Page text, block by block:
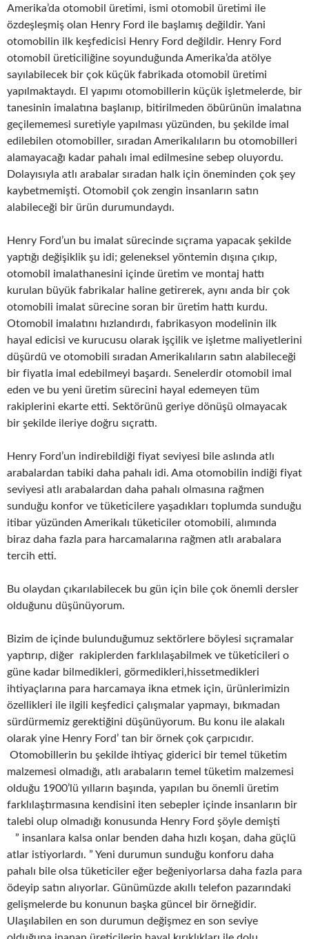
Amerika’da otomobil üretimi, ismi otomobil üretimi ile
özdeşleşmiş olan Henry Ford ile başlamış değildir. Yani
otomobilin ilk keşfedicisi Henry Ford değildir. Henry Ford
otomobil üreticiliğine soyunduğunda Amerika’da atölye
sayılabilecek bir çok küçük fabrikada otomobil üretimi
yapılmaktaydı. El yapımı otomobillerin küçük işletmelerde, bir
tanesinin imalatına başlanıp, bitirilmeden öbürünün imalatına
geçilememesi suretiyle yapılması yüzünden, bu şekilde imal
edilebilen otomobiller, sıradan Amerikalıların bu otomobilleri
alamayacağı kadar pahalı imal edilmesine sebep oluyordu.
Dolayısıyla atlı arabalar sıradan halk için öneminden çok şey
kaybetmemişti. Otomobil çok zengin insanların satın
alabileceği bir ürün durumundaydı.
Henry Ford’un bu imalat sürecinde sıçrama yapacak şekilde
yaptığı değişiklik şu idi; geleneksel yöntemin dışına çıkıp,
otomobil imalathanesini içinde üretim ve montaj hattı
kurulan büyük fabrikalar haline getirerek, aynı anda bir çok
otomobili imalat sürecine soran bir üretim hattı kurdu.
Otomobil imalatını hızlandırdı, fabrikasyon modelinin ilk
hayal edicisi ve kurucusu olarak işçilik ve işletme maliyetlerini
düşürdü ve otomobili sıradan Amerikalıların satın alabileceği
bir fiyatla imal edebilmeyi başardı. Senelerdir otomobil imal
eden ve bu yeni üretim sürecini hayal edemeyen tüm
rakiplerini ekarte etti. Sektörünü geriye dönüşü olmayacak
bir şekilde ileriye doğru sıçrattı.
Henry Ford’un indirebildiği fiyat seviyesi bile aslında atlı
arabalardan tabiki daha pahalı idi. Ama otomobilin indiği fiyat
seviyesi atlı arabalardan daha pahalı olmasına rağmen
sunduğu konfor ve tüketicilere yaşadıkları toplumda sunduğu
itibar yüzünden Amerikalı tüketiciler otomobili, alımında
biraz daha fazla para harcamalarına rağmen atlı arabalara
tercih etti.
Bu olaydan çıkarılabilecek bu gün için bile çok önemli dersler
olduğunu düşünüyorum.
Bizim de içinde bulunduğumuz sektörlere böylesi sıçramalar
yaptırıp, diğer rakiplerden farklılaşabilmek ve tüketicileri o
güne kadar bilmedikleri, görmedikleri,hissetmedikleri
ihtiyaçlarına para harcamaya ikna etmek için, ürünlerimizin
özellikleri ile ilgili keşfedici çalışmalar yapmayı, bıkmadan
sürdürmemiz gerektiğini düşünüyorum. Bu konu ile alakalı
olarak yine Henry Ford’ tan bir örnek çok çarpıcıdır.
Otomobillerin bu şekilde ihtiyaç giderici bir temel tüketim
malzemesi olmadığı, atlı arabaların temel tüketim malzemesi
olduğu 1900’lü yılların başında, yapılan bu önemli üretim
farklılaştırmasına kendisini iten sebepler içinde insanların bir
talebi olup olmadığı konusunda Henry Ford şöyle demişti
” insanlara kalsa onlar benden daha hızlı koşan, daha güçlü
atlar istiyorlardı. ” Yeni durumun sunduğu konforu daha
pahalı bile olsa tüketiciler eğer beğeniyorlarsa daha fazla para
ödeyip satın alıyorlar. Günümüzde akıllı telefon pazarındaki
gelişmelerde bu konunun başka güncel bir örneğidir.
Ulaşılabilen en son durumun değişmez en son seviye